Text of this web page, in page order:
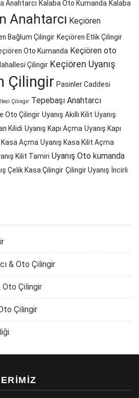
Anahtarcı Kalaba Oto Kumanda Kalaba
Anahtarcı Keçiören
Bağlum Çilingir Keçiören Etlik Çilingir
Oto Kumanda Keçiören oto
Çilingir Keçiören Uyanış
Çilingir Pasinler Caddesi
Çilingir Tepebaşı Anahtarcı
Oto Çilingir Uyanış Akıllı Kilit Uyanış
Kilidi Uyanış Kapı Açma Uyanış Kapı
Kasa Açma Uyanış Kasa Kilit Açma
Kilit Tamiri Uyanış Oto kumanda
Çelik Kasa Çilingir Çilingir Uyanış İncirli
& Oto Çilingir
Oto Çilingir
Çilingir